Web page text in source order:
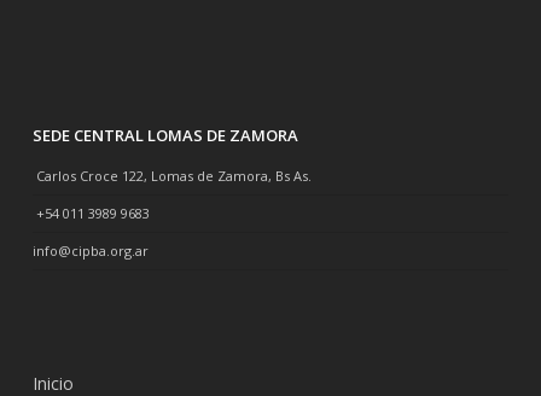
SEDE CENTRAL LOMAS DE ZAMORA
Carlos Croce 122, Lomas de Zamora, Bs As.
+54 011 3989 9683
info@cipba.org.ar
Inicio